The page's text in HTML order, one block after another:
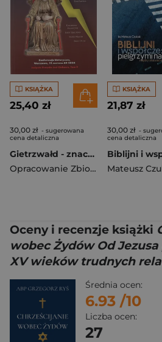
KSIĄŻKA
25,40 zł
30,00 zł - sugerowana
cena detaliczna
Gietrzwałd - znaczenie dla Narodu i Kościoła, historia i współczesność
Opracowanie Zbiorowe
KSIĄŻKA
21,87 zł
30,00 zł -
cena detaliczna
Mateusz
Oceny i recenzje książki
wobec Żydów Od
XV wieków trudnych
Średnia ocen:
6.93 /10
Liczba ocen:
27